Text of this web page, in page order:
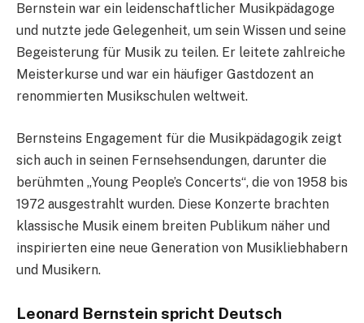
Bernstein war ein leidenschaftlicher Musikpädagoge
und nutzte jede Gelegenheit, um sein Wissen und seine
Begeisterung für Musik zu teilen. Er leitete zahlreiche
Meisterkurse und war ein häufiger Gastdozent an
renommierten Musikschulen weltweit.
Bernsteins Engagement für die Musikpädagogik zeigt
sich auch in seinen Fernsehsendungen, darunter die
berühmten „Young People’s Concerts“, die von 1958 bis
1972 ausgestrahlt wurden. Diese Konzerte brachten
klassische Musik einem breiten Publikum näher und
inspirierten eine neue Generation von Musikliebhabern
und Musikern.
Leonard Bernstein spricht Deutsch